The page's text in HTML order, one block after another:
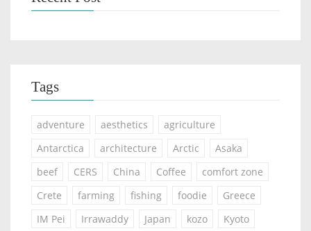
Tags
adventure aesthetics
agriculture
Antarctica
architecture Arctic
Asaka
beef
CERS China Coffee
comfort zone
Crete
farming fishing foodie
Greece
IM Pei
Irrawaddy Japan kozo
Kyoto